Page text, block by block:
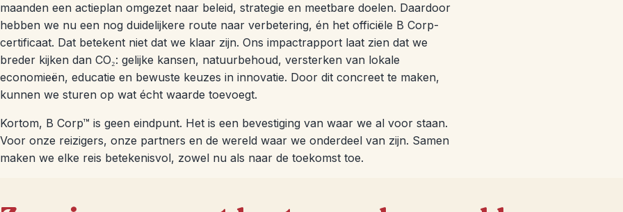
maanden een actieplan omgezet naar beleid, strategie en meetbare doelen. Daardoor
hebben we nu een nog duidelijkere route naar verbetering, én het officiële B Corp-
certificaat. Dat betekent niet dat we klaar zijn. Ons impactrapport laat zien dat we
breder kijken dan CO₂: gelijke kansen, natuurbehoud, versterken van lokale
economieën, educatie en bewuste keuzes in innovatie. Door dit concreet te maken,
kunnen we sturen op wat écht waarde toevoegt.
Kortom, B Corp™ is geen eindpunt. Het is een bevestiging van waar we al voor staan.
Voor onze reizigers, onze partners en de wereld waar we onderdeel van zijn. Samen
maken we elke reis betekenisvol, zowel nu als naar de toekomst toe.